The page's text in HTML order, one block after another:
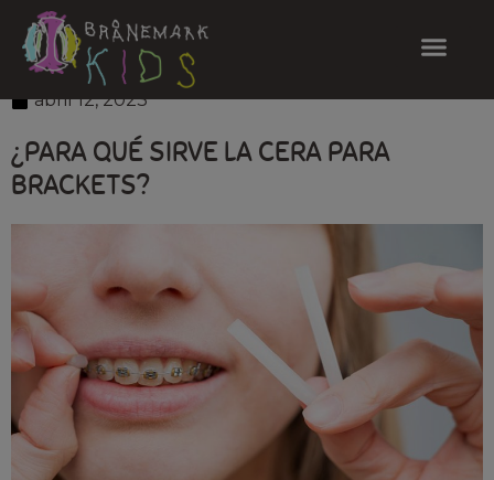
abril 12, 2023
¿PARA QUÉ SIRVE LA CERA PARA
BRACKETS?